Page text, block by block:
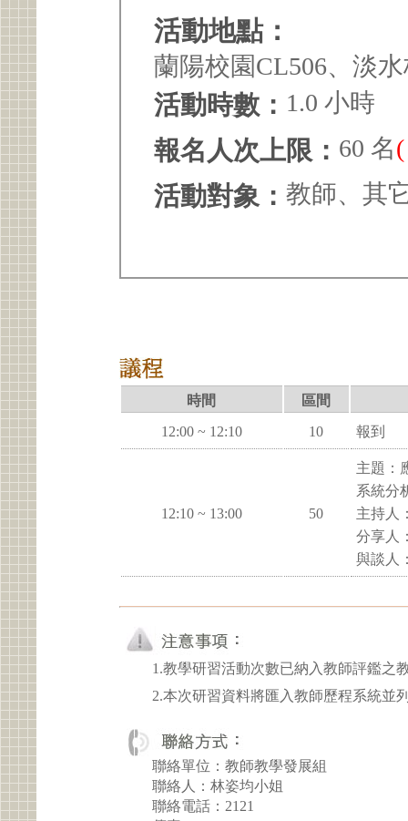
活動地點：
蘭陽校園CL506、淡
活動時數： 1.0 小時
報名人次上限： 60 名
活動對象： 教師、其
時間
區間
12:00 ~ 12:10
10 報到
12:10 ~ 13:00 50
主題：
系統分
主持人
分享人
與談人
1.教學研習活動次數已納入教師評鑑之
2.本次研習資料將匯入教師歷程系統並
聯絡單位：教師教學發展組
聯絡人：林姿均小姐
聯絡電話：2121